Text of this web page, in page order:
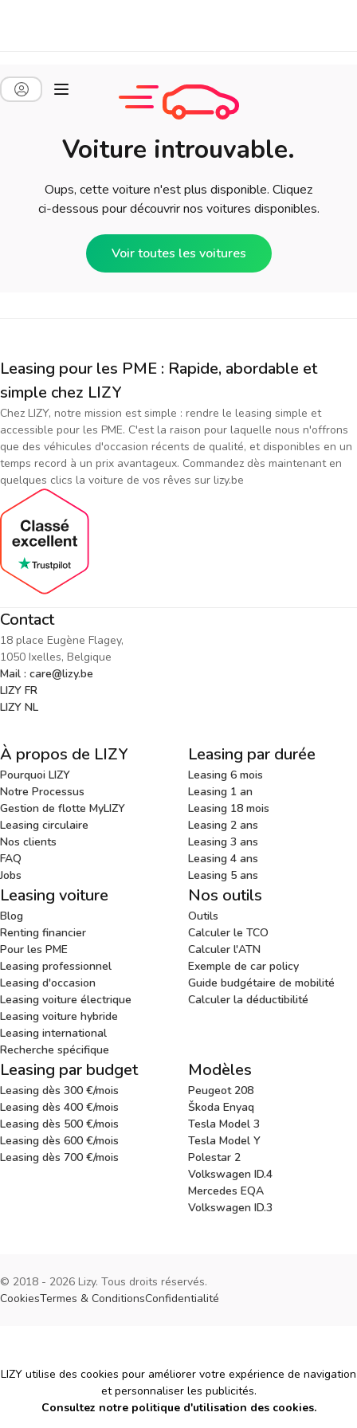
Voiture introuvable.
Oups, cette voiture n'est plus disponible. Cliquez
ci-dessous pour découvrir nos voitures disponibles.
Voir toutes les voitures
Leasing pour les PME : Rapide, abordable et
simple chez LIZY
Chez LIZY, notre mission est simple : rendre le leasing simple et
accessible pour les PME. C'est la raison pour laquelle nous n'offrons
que des véhicules d'occasion récents de qualité, et disponibles en un
temps record à un prix avantageux. Commandez dès maintenant en
quelques clics la voiture de vos rêves sur lizy.be
Contact
18 place Eugène Flagey,
1050 Ixelles, Belgique
Mail : care@lizy.be
LIZY FR
LIZY NL
À propos de LIZY
Pourquoi LIZY
Notre Processus
Gestion de flotte MyLIZY
Leasing circulaire
Nos clients
FAQ
Jobs
Leasing par durée
Leasing 6 mois
Leasing 1 an
Leasing 18 mois
Leasing 2 ans
Leasing 3 ans
Leasing 4 ans
Leasing 5 ans
Leasing voiture
Blog
Renting financier
Pour les PME
Leasing professionnel
Leasing d'occasion
Leasing voiture électrique
Leasing voiture hybride
Leasing international
Recherche spécifique
Nos outils
Outils
Calculer le TCO
Calculer l'ATN
Exemple de car policy
Guide budgétaire de mobilité
Calculer la déductibilité
Leasing par budget
Leasing dès 300 €/mois
Leasing dès 400 €/mois
Leasing dès 500 €/mois
Leasing dès 600 €/mois
Leasing dès 700 €/mois
Modèles
Peugeot 208
Škoda Enyaq
Tesla Model 3
Tesla Model Y
Polestar 2
Volkswagen ID.4
Mercedes EQA
Volkswagen ID.3
© 2018 - 2026 Lizy. Tous droits réservés.
CookiesTermes & ConditionsConfidentialité
Cookies
LIZY utilise des cookies pour améliorer votre expérience de navigation
et personnaliser les publicités.
Consultez notre politique d'utilisation des cookies.